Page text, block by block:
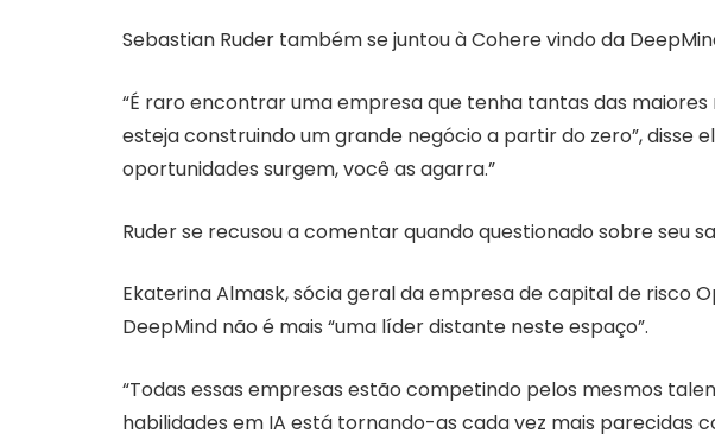
Sebastian Ruder também se juntou à Cohere vindo da
“É raro encontrar uma empresa que tenha tantas das
esteja construindo um grande negócio a partir do zero”, disse
oportunidades surgem, você as agarra.”
Ruder se recusou a comentar quando questionado sobre seu
Ekaterina Almask, sócia geral da empresa de capital de risco
DeepMind não é mais “uma líder distante neste espaço”.
“Todas essas empresas estão competindo pelos mesmos
habilidades em IA está tornando-as cada vez mais parecidas